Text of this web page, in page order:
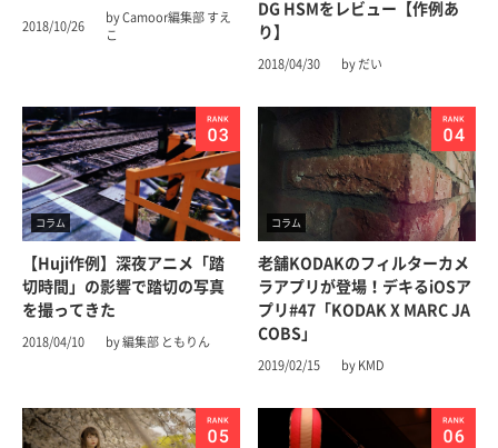
2018/10/26
by Camoor編集部 すえ
こ
DG HSMをレビュー【作例あ
り】
2018/04/30 by だい
コラム
【Huji作例】深夜アニメ「踏
切時間」の影響で踏切の写真
を撮ってきた
2018/04/10 by 編集部 ともりん
コラム
老舗KODAKのフィルターカメ
ラアプリが登場！デキるiOSア
プリ#47「KODAK X MARC JA
COBS」
2019/02/15 by KMD